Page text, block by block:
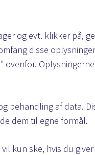
og evt. klikker på,
disse
ovenfor.
behandling af data.
dem til egne formål.
kun ske, hvis du